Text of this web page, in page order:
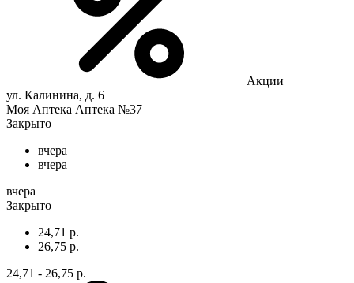
Акции
ул. Калинина, д. 6
Моя Аптека Аптека №37
Закрыто
вчера
вчера
вчера
Закрыто
24,71 р.
26,75 р.
24,71 - 26,75 р.